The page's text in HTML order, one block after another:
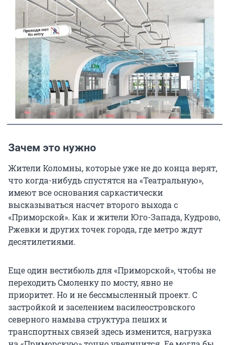
Зачем это нужно
Жители Коломны, которые уже не до конца верят,
что когда-нибудь спустятся на «Театральную»,
имеют все основания саркастически
высказываться насчет второго выхода с
«Приморской». Как и жители Юго-Запада, Кудрово,
Ржевки и других точек города, где метро ждут
десятилетиями.
Еще один вестибюль для «Приморской», чтобы не
переходить Смоленку по мосту, явно не
приоритет. Но и не бессмысленный проект. С
застройкой и заселением василеостровского
северного намыва структура пеших и
транспортных связей здесь изменится, нагрузка